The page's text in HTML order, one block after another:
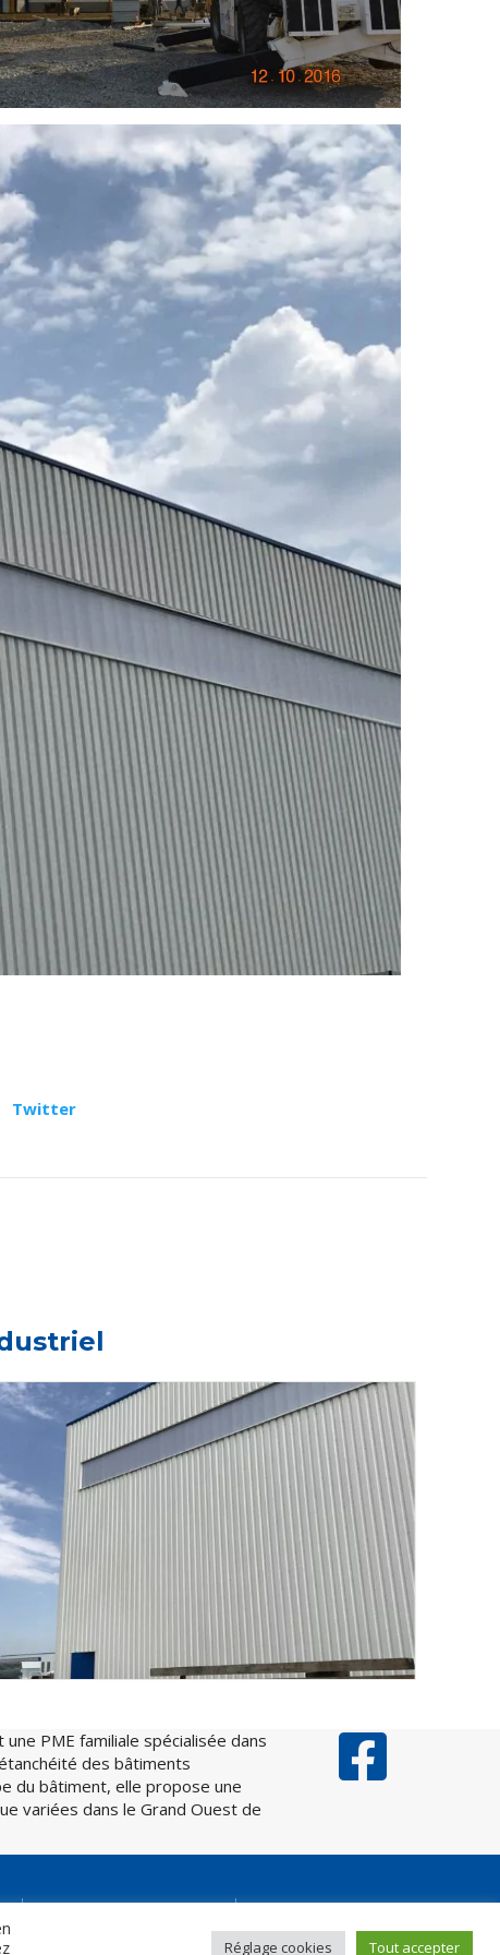
Twitter
PME familiale spécialisée dans
des bâtiments
du bâtiment, elle propose une
variées dans le Grand Ouest de
Politique de confidentialité Nous contacter
CréationInterface Contenu
Réglage cookies Tout accepter